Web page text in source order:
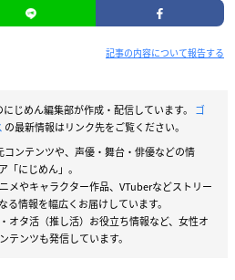
記事の内容について報告する
にじめん編集部が作成・配信しています。 ゴ
の最新情報はリンク先をご覧ください。
ンテンツや、声優・舞台・俳優などの情
「にじめん」。
メやキャラクター作品、VTuberなどストリー
情報を幅広くお届けしています。
オタ活（推し活）お役立ち情報など、女性オ
テンツも発信しています。